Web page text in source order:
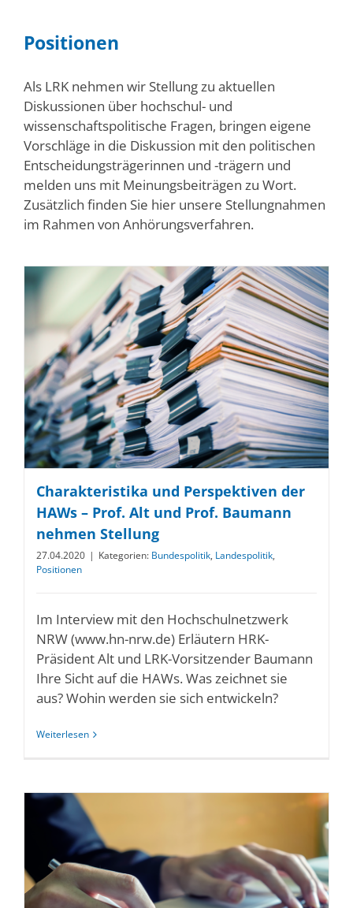
Positionen
Als LRK nehmen wir Stellung zu aktuellen
Diskussionen über hochschul- und
wissenschaftspolitische Fragen, bringen eigene
Vorschläge in die Diskussion mit den politischen
Entscheidungsträgerinnen und -trägern und
melden uns mit Meinungsbeiträgen zu Wort.
Zusätzlich finden Sie hier unsere Stellungnahmen
im Rahmen von Anhörungsverfahren.
Charakteristika und Perspektiven der
HAWs – Prof. Alt und Prof. Baumann
nehmen Stellung
27.04.2020 | Kategorien: Bundespolitik, Landespolitik,
Positionen
Im Interview mit den Hochschulnetzwerk
NRW (www.hn-nrw.de) Erläutern HRK-
Präsident Alt und LRK-Vorsitzender Baumann
Ihre Sicht auf die HAWs. Was zeichnet sie
aus? Wohin werden sie sich entwickeln?
Weiterlesen